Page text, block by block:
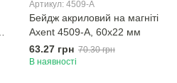
Артикул: 4509-A
Бейдж акриловий на магніті
Axent 4509-A, 60х22 мм
63.27 грн 70.30 грн
В наявності